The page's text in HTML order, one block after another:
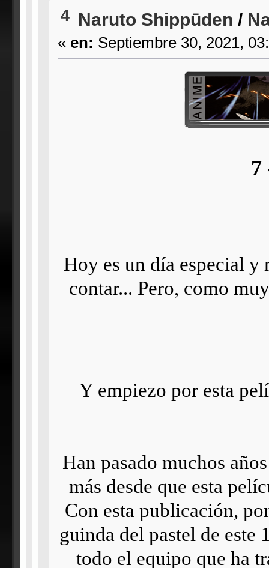
4 Naruto Shippūden /
« en: Septiembre 30, 2021,
7
Hoy es un día especial y
contar... Pero, como
Y empiezo por esta
Han pasado muchos
más desde que esta
Con esta publicación,
guinda del pastel de este
todo el equipo que ha